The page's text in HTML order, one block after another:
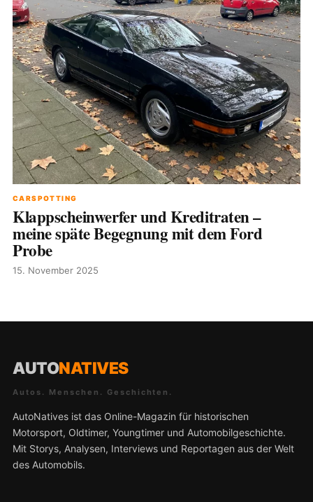
CARSPOTTING
Klappscheinwerfer und Kreditraten –
meine späte Begegnung mit dem Ford
Probe
15. November 2025
AUTONATIVES
Autos. Menschen. Geschichten.
AutoNatives ist das Online-Magazin für historischen
Motorsport, Oldtimer, Youngtimer und Automobilgeschichte.
Mit Storys, Analysen, Interviews und Reportagen aus der Welt
des Automobils.